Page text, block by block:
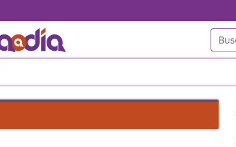
al
contenido
principal